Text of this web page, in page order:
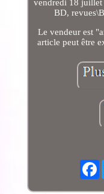
vendredi 18 juillet
BD,
Le vendeur est
article peut être